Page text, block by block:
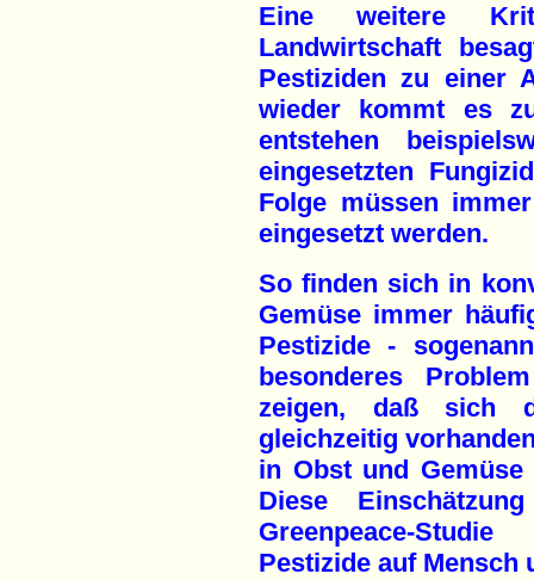
Eine weitere
Landwirtschaft
Pestiziden zu einer
wieder kommt es
entstehen
eingesetzten
Folge müssen
eingesetzt werden.
So finden sich in
Gemüse immer
Pestizide -
besonderes
zeigen, daß sich
gleichzeitig
in Obst und
Diese
Greenpeace-
Pestizide auf Mensch